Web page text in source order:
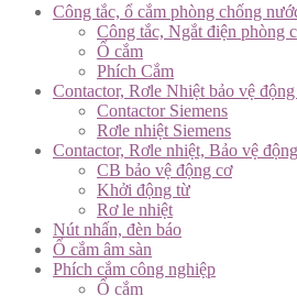
Công tắc, ổ cắm phòng chống
Công tắc, Ngắt điện phòng
Ổ cắm
Phích Cắm
Contactor, Rơle Nhiệt bảo vệ
Contactor Siemens
Rơle nhiệt Siemens
Contactor, Rơle nhiệt, Bảo vệ
CB bảo vệ động cơ
Khởi động từ
Rơ le nhiệt
Nút nhấn, đèn báo
Ổ cắm âm sàn
Phích cắm công nghiệp
Ổ cắm